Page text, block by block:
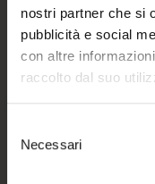
nostri partner che si
pubblicità e social
con altre
raccolto dal suo
delNecessari